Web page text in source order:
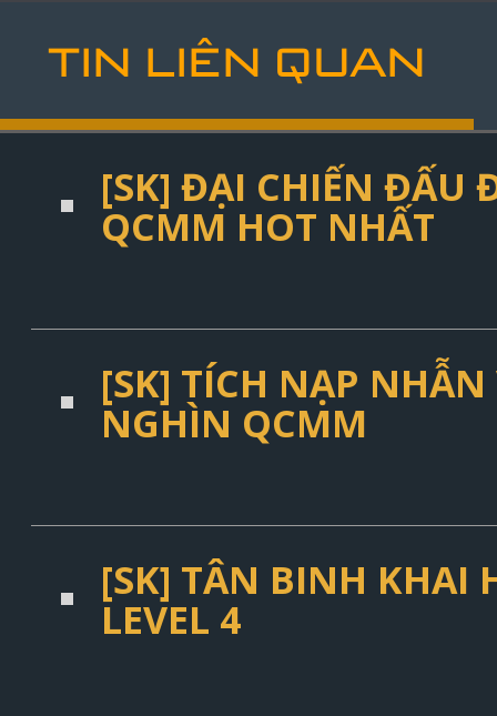
TIN LIÊN QUAN
[SK] ĐẠI CHIẾN ĐẤU
QCMM HOT NHẤT
[SK] TÍCH NẠP
NGHÌN QCMM
[SK] TÂN BINH KHAI
LEVEL 4